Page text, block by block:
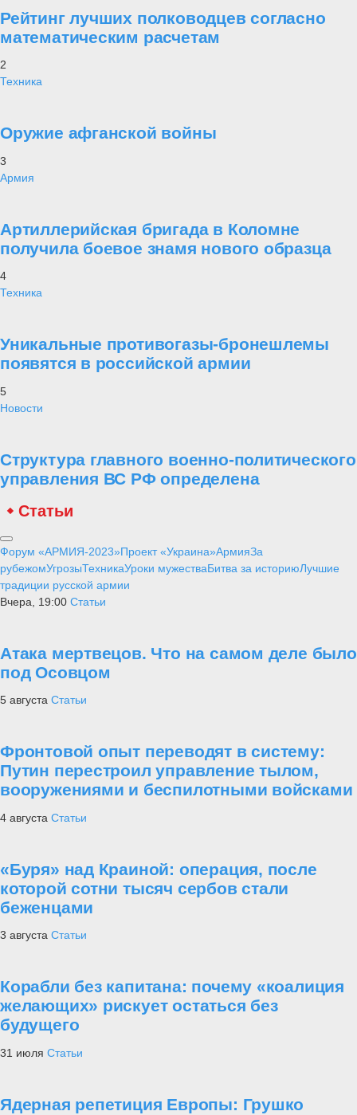
Рейтинг лучших полководцев согласно
математическим расчетам
2
Техника
Оружие афганской войны
3
Армия
Артиллерийская бригада в Коломне
получила боевое знамя нового образца
4
Техника
Уникальные противогазы-бронешлемы
появятся в российской армии
5
Новости
Структура главного военно-политического
управления ВС РФ определена
Статьи
Форум «АРМИЯ-2023»Проект «Украина»АрмияЗа
рубежомУгрозыТехникаУроки мужестваБитва за историюЛучшие
традиции русской армии
Вчера, 19:00 Статьи
Атака мертвецов. Что на самом деле было
под Осовцом
5 августа Статьи
Фронтовой опыт переводят в систему:
Путин перестроил управление тылом,
вооружениями и беспилотными войсками
4 августа Статьи
«Буря» над Краиной: операция, после
которой сотни тысяч сербов стали
беженцами
3 августа Статьи
Корабли без капитана: почему «коалиция
желающих» рискует остаться без
будущего
31 июля Статьи
Ядерная репетиция Европы: Грушко